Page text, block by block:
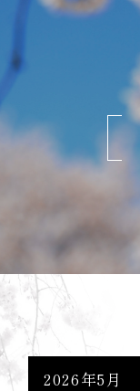
2026年5月